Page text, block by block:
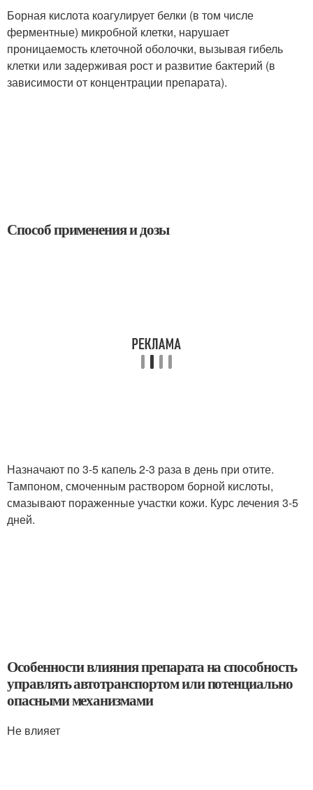
Борная кислота коагулирует белки (в том числе
ферментные) микробной клетки, нарушает
проницаемость клеточной оболочки, вызывая гибель
клетки или задерживая рост и развитие бактерий (в
зависимости от концентрации препарата).
Способ применения и дозы
Назначают по 3-5 капель 2-3 раза в день при отите.
Тампоном, смоченным раствором борной кислоты,
смазывают пораженные участки кожи. Курс лечения 3-5
дней.
Особенности влияния препарата на способность
управлять автотранспортом или потенциально
опасными механизмами
Не влияет